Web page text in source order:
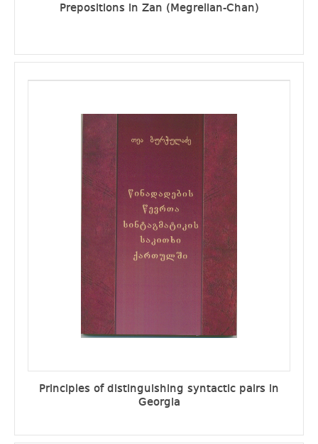
Prepositions in Zan (Megrelian-Chan)
Principles of distinguishing syntactic pairs in
Georgia